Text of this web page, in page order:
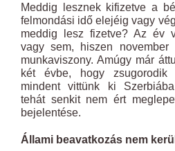
Meddig lesznek kifizetve a
felmondási idő elejéig vagy
meddig lesz fizetve? Az év
vagy sem, hiszen november
munkaviszony. Amúgy már
két évbe, hogy zsugorodik
mindent vittünk ki
tehát senkit nem ért
bejelentése.
Állami beavatkozás nem